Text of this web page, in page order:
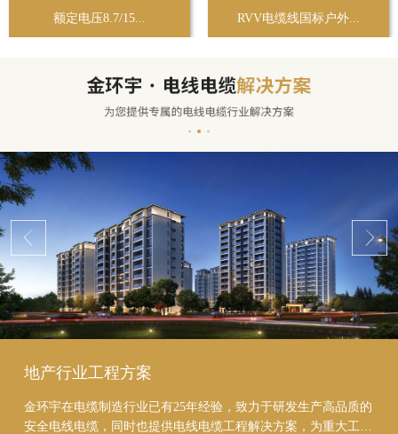
额定电压8.7/15... RVV电缆线国标户外...
地产行业工程方案
金环宇在电缆制造行业已有25年经验，致力于研发生产高品质的
安全电线电缆，同时也提供电线电缆工程解决方案，为重大工程